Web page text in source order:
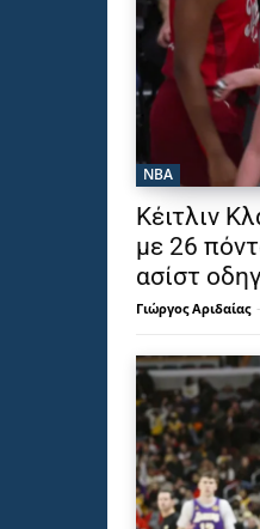
NBA
Κέιτλιν
με 26
ασίστ
Γιώργος Αριδαίας -